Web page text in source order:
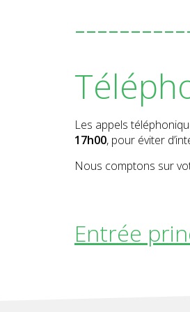
Les appels
17h00, pour éviter
Nous comptons sur
Entrée